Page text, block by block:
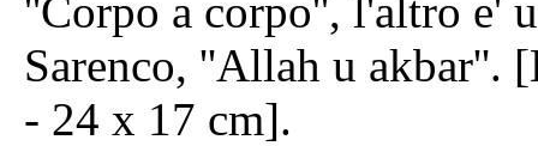
''Corpo a corpo'', l'altro e'
Sarenco, ''Allah u akbar''.
- 24 x 17 cm].